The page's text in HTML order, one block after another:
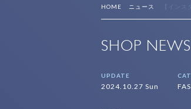
HOME ニュース 【イン
SHOP NEWS
UPDATE
2024.10.27 Sun